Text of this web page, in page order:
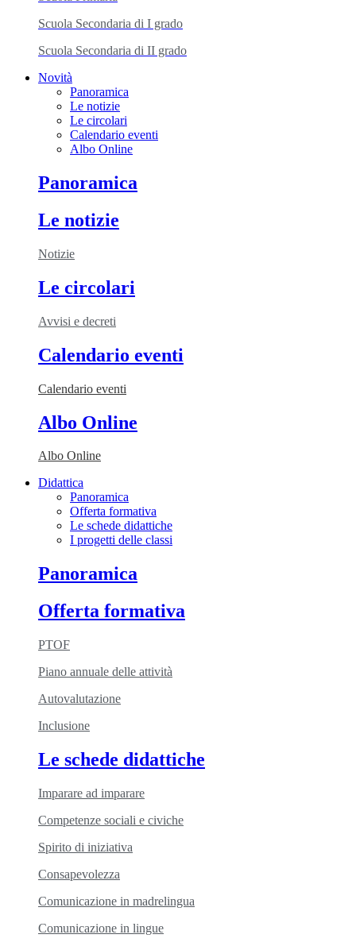
Scuola Secondaria di I grado
Scuola Secondaria di II grado
Novità
Panoramica
Le notizie
Le circolari
Calendario eventi
Albo Online
Panoramica
Le notizie
Notizie
Le circolari
Avvisi e decreti
Calendario eventi
Calendario eventi
Albo Online
Albo Online
Didattica
Panoramica
Offerta formativa
Le schede didattiche
I progetti delle classi
Panoramica
Offerta formativa
PTOF
Piano annuale delle attività
Autovalutazione
Inclusione
Le schede didattiche
Imparare ad imparare
Competenze sociali e civiche
Spirito di iniziativa
Consapevolezza
Comunicazione in madrelingua
Comunicazione in lingue